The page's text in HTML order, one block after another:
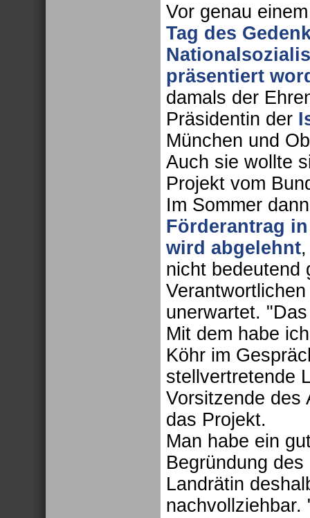
Vor genau
Tag des
präsentiert
damals der
Präsidentin der
München und
Auch sie wollte
Projekt vom
Im Sommer
Förderantrag
wird abgelehnt
nicht bedeutend
unerwartet.
Mit dem habe
Köhr im
stellvertretende
Vorsitzende des
das Projekt.
Man habe ein
Begründung
Landrätin
nachvollziehbar.